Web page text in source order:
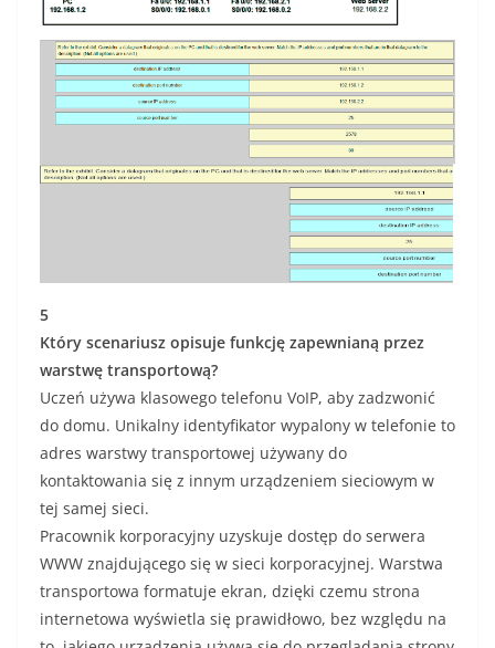
5
Który scenariusz opisuje funkcję zapewnianą przez
warstwę transportową?
Uczeń używa klasowego telefonu VoIP, aby zadzwonić
do domu. Unikalny identyfikator wypalony w telefonie to
adres warstwy transportowej używany do
kontaktowania się z innym urządzeniem sieciowym w
tej samej sieci.
Pracownik korporacyjny uzyskuje dostęp do serwera
WWW znajdującego się w sieci korporacyjnej. Warstwa
transportowa formatuje ekran, dzięki czemu strona
internetowa wyświetla się prawidłowo, bez względu na